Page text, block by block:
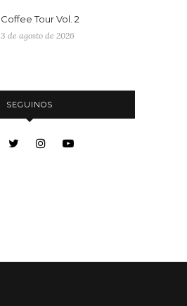
Coffee Tour Vol. 2
3 de agosto de 2026
SEGUINOS